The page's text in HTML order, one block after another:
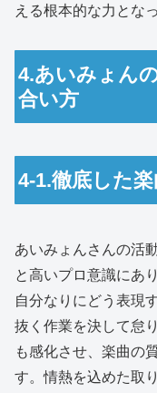
える根本的な力とな
4.あいみょん
合い方
4-1.徹底した
あいみょんさんの活
と高いプロ意識にあ
自分なりにどう表現
抜く作業を決して怠
も感化させ、楽曲の
す。情熱を込めた取